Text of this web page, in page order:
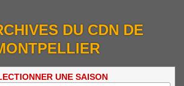
DU CDN DE
UNE SAISON